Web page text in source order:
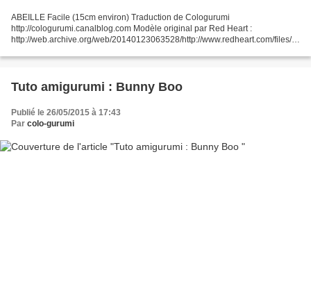
ABEILLE Facile (15cm environ) Traduction de Cologurumi
http://cologurumi.canalblog.com Modèle original par Red Heart :
http://web.archive.org/web/20140123063528/http://www.redheart.com/files/p
Tuto amigurumi : Bunny Boo
Publié le 26/05/2015 à 17:43
Par colo-gurumi